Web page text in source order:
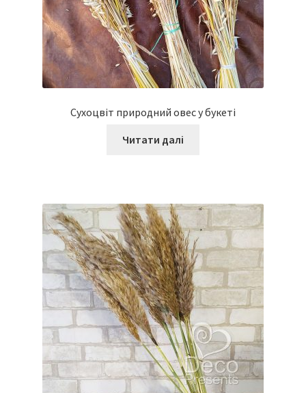
Сухоцвіт природний овес у букеті
Читати далі